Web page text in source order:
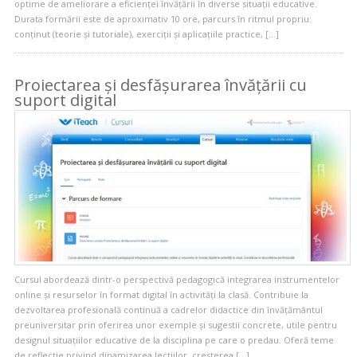
optime de ameliorare a eficienței învățării în diverse situații educative.
Durata formării este de aproximativ 10 ore, parcurs în ritmul propriu:
conținut (teorie și tutoriale), exerciții și aplicațiile practice, […]
Proiectarea și desfășurarea învățării cu
suport digital
Cursul abordează dintr-o perspectivă pedagogică integrarea instrumentelor
online și resurselor în format digital în activități la clasă. Contribuie la
dezvoltarea profesională continuă a cadrelor didactice din învățământul
preuniversitar prin oferirea unor exemple și sugestii concrete, utile pentru
designul situațiilor educative de la disciplina pe care o predau. Oferă teme